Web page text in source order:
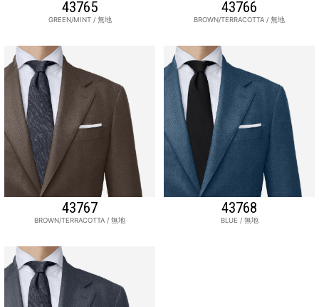
43765
GREEN/MINT / 無地
43766
BROWN/TERRACOTTA / 無地
43767
BROWN/TERRACOTTA / 無地
43768
BLUE / 無地